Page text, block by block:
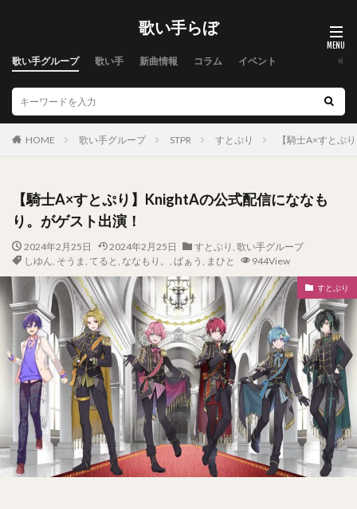
歌い手らぼ
歌い手グループ 歌い手 新曲情報 コラム イベント
HOME 歌い手グループ STPR すとぷり 【騎士A×すとぷ
【騎士A×すとぷり】KnightAの公式配信にななも
り。がゲスト出演！
2024年2月25日 2024年2月25日 すとぷり , 歌い手グループ
しゆん, そうま , てると , ななもり。 , ばぁう , まひと 944View
すとぷり